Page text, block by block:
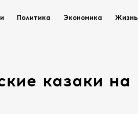
Политика Экономика Жизнь
казаки на